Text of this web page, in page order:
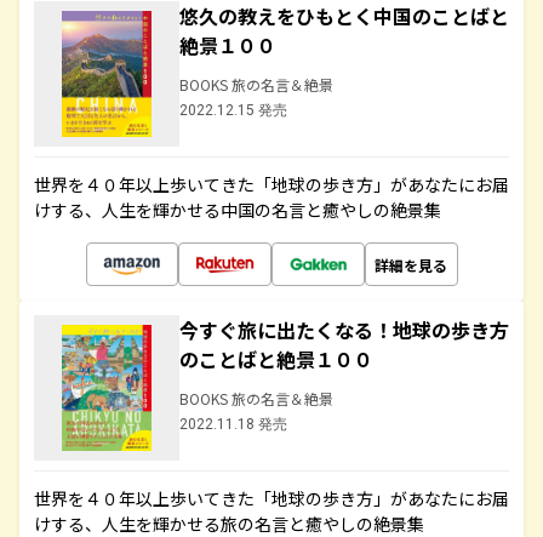
悠久の教えをひもとく中国のことばと
絶景１００
BOOKS 旅の名言＆絶景
2022.12.15 発売
世界を４０年以上歩いてきた「地球の歩き方」があなたにお届
けする、人生を輝かせる中国の名言と癒やしの絶景集
詳細を見る
今すぐ旅に出たくなる！地球の歩き方
のことばと絶景１００
BOOKS 旅の名言＆絶景
2022.11.18 発売
世界を４０年以上歩いてきた「地球の歩き方」があなたにお届
けする、人生を輝かせる旅の名言と癒やしの絶景集